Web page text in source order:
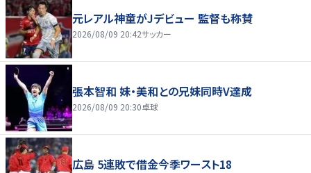
元レアル神童がJデビュー 監督も称賛
2026/08/09 20:42サッカー
張本智和 妹・美和との兄妹同時V達成
2026/08/09 20:30卓球
広島 5連敗で借金今季ワースト18